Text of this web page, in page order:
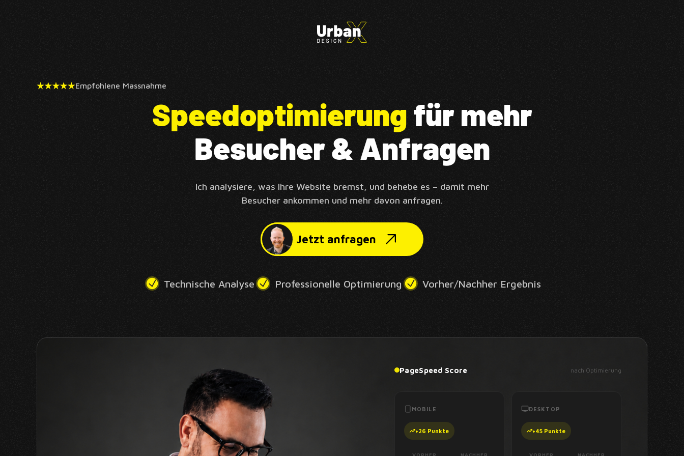
Empfohlene Massnahme
Speedoptimierungfür mehr
Besucher & Anfragen
Ich analysiere, was Ihre Website bremst, und behebe es – damit mehr
Besucher ankommen und mehr davon anfragen.
Jetzt anfragen
Technische Analyse Professionelle Optimierung Vorher/Nachher Ergebnis
PageSpeed Score nach Optimierung
MOBILE
VORHER NACHHER
DESKTOP
VORHER NACHHER